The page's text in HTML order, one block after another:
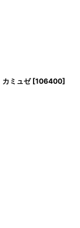
ミュゼ [106400]